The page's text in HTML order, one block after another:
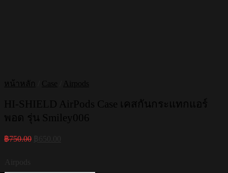
หน้าหลัก Case Airpods
HI-SHIELD AirPods Case เคสกันกระแทกแอร์
พอด รุ่น Smiley006
฿750.00